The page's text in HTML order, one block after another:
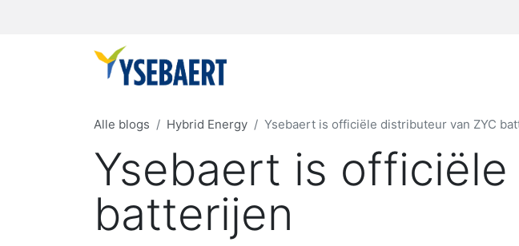
Alle blogs Hybrid Energy Ysebaert is officiële distributeur van ZYC
Ysebaert is
batterijen